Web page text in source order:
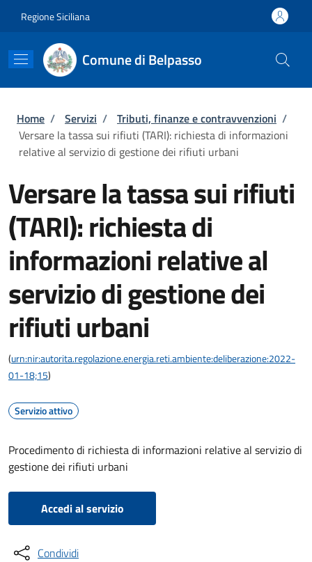
Regione Siciliana
Comune di Belpasso
Briciole di pane
Home / Servizi / Tributi, finanze e contravvenzioni /
Versare la tassa sui rifiuti (TARI): richiesta di informazioni
relative al servizio di gestione dei rifiuti urbani
Versare la tassa sui rifiuti
(TARI): richiesta di
informazioni relative al
servizio di gestione dei
rifiuti urbani
(urn:nir:autorita.regolazione.energia.reti.ambiente:deliberazione:2022-
01-18;15)
Servizio attivo
Procedimento di richiesta di informazioni relative al servizio di
gestione dei rifiuti urbani
Accedi al servizio
Condividi